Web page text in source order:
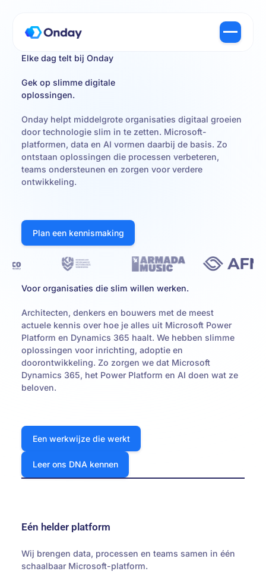
Elke dag telt bij Onday
Gek op slimme digitale
oplossingen.
Onday helpt middelgrote organisaties digitaal groeien
door technologie slim in te zetten. Microsoft-
platformen, data en AI vormen daarbij de basis. Zo
ontstaan oplossingen die processen verbeteren,
teams ondersteunen en zorgen voor verdere
ontwikkeling.
Plan een kennismaking
Plan een kennismaking
Voor organisaties die slim willen werken.
Architecten, denkers en bouwers met de meest
actuele kennis over hoe je alles uit Microsoft Power
Platform en Dynamics 365 haalt. We hebben slimme
oplossingen voor inrichting, adoptie en
doorontwikkeling. Zo zorgen we dat Microsoft
Dynamics 365, het Power Platform en AI doen wat ze
beloven.
Een werkwijze die werkt
Een werkwijze die werkt
Leer ons DNA kennen
Leer ons DNA kennen
Eén helder platform
Wij brengen data, processen en teams samen in één
schaalbaar Microsoft-platform.